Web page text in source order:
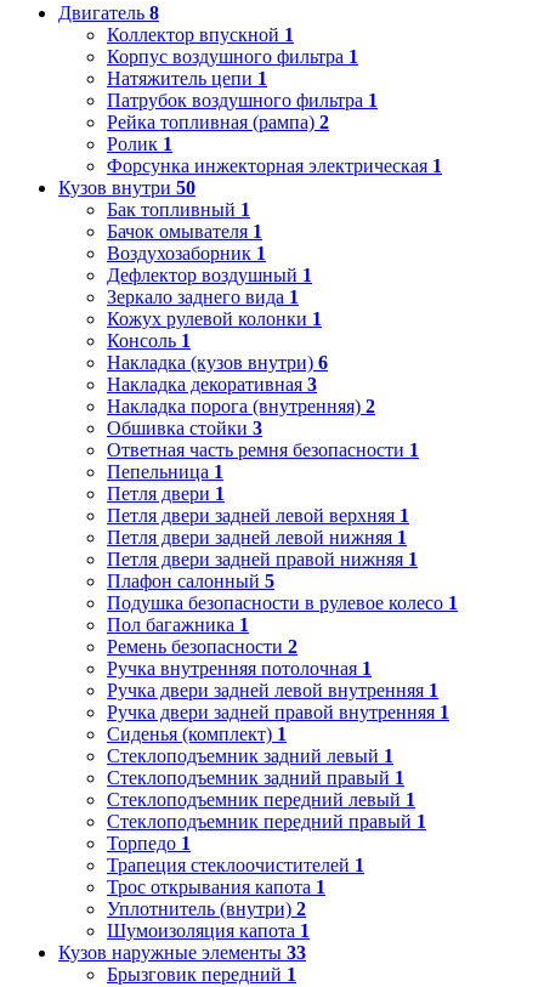
Двигатель 8
Коллектор впускной 1
Корпус воздушного фильтра 1
Натяжитель цепи 1
Патрубок воздушного фильтра 1
Рейка топливная (рампа) 2
Ролик 1
Форсунка инжекторная электрическая 1
Кузов внутри 50
Бак топливный 1
Бачок омывателя 1
Воздухозаборник 1
Дефлектор воздушный 1
Зеркало заднего вида 1
Кожух рулевой колонки 1
Консоль 1
Накладка (кузов внутри) 6
Накладка декоративная 3
Накладка порога (внутренняя) 2
Обшивка стойки 3
Ответная часть ремня безопасности 1
Пепельница 1
Петля двери 1
Петля двери задней левой верхняя 1
Петля двери задней левой нижняя 1
Петля двери задней правой нижняя 1
Плафон салонный 5
Подушка безопасности в рулевое колесо 1
Пол багажника 1
Ремень безопасности 2
Ручка внутренняя потолочная 1
Ручка двери задней левой внутренняя 1
Ручка двери задней правой внутренняя 1
Сиденья (комплект) 1
Стеклоподъемник задний левый 1
Стеклоподъемник задний правый 1
Стеклоподъемник передний левый 1
Стеклоподъемник передний правый 1
Торпедо 1
Трапеция стеклоочистителей 1
Трос открывания капота 1
Уплотнитель (внутри) 2
Шумоизоляция капота 1
Кузов наружные элементы 33
Брызговик передний 1